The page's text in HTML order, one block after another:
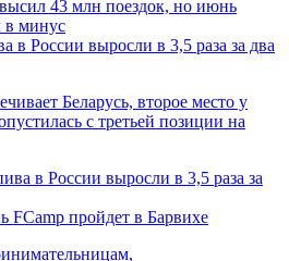
в России выросли в 3,5 раза за два
Беларусь, второе место у
с третьей позиции на
FCamp пройдет в Барвихе